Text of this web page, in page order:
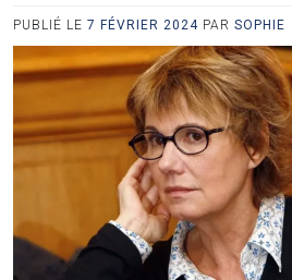
PUBLIÉ LE 7 FÉVRIER 2024 PAR SOPHIE